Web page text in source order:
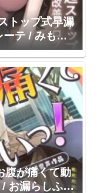
トップ式早漏
テ / みもり
腹が痛くて動
お漏らしふぇ